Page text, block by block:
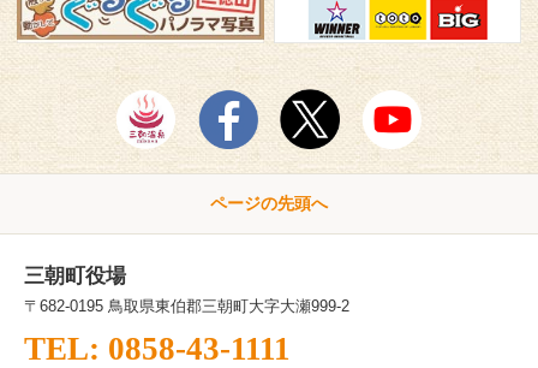
ページの先頭へ
三朝町役場
〒682-0195 鳥取県東伯郡三朝町大字大瀬999-2
TEL: 0858-43-1111